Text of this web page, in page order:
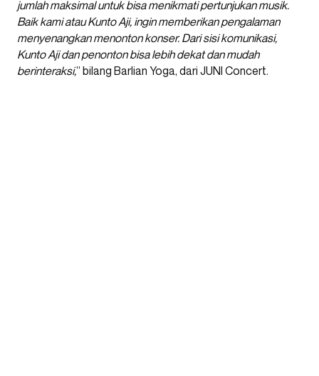
jumlah maksimal untuk bisa menikmati pertunjukan musik.
Baik kami atau Kunto Aji, ingin memberikan pengalaman
menyenangkan menonton konser. Dari sisi komunikasi,
Kunto Aji dan penonton bisa lebih dekat dan mudah
berinteraksi,” bilang Barlian Yoga, dari JUNI Concert.